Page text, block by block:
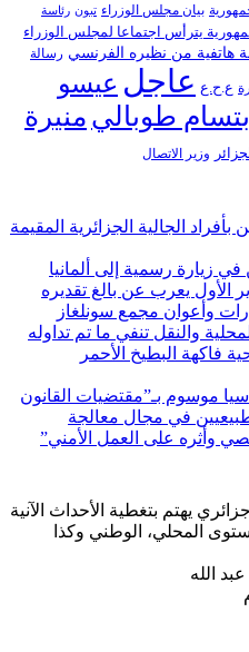
بيان مجلس الوزراء تبون رئاسة
يترأس اجتماعا لمجلس الوزراء
هاتفية من نظيره الفرنسي رسالة
ع.ح.ع عاجل عيسو
طوبالي منيرة
وزير الاتصال
الجالية الجزائرية المقيمة
زيارة رسمية إلى ألمانيا
الأول يعرب عن بالغ تقديره
وأعوان مجمع سونلغاز
والنقل تنفي ما تم تداوله
فاكهة البطيخ الأحمر
موسوم بـ”مقتضيات القانون
في مجال معالجة
وأثره على العمل الأمني”
يهتم بتغطية الأحداث الآنية
المحلي، الوطني وكذا
الله